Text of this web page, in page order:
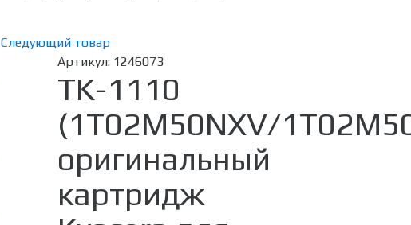
Следующий товар
Артикул: 1246073
TK-1110
(1T02M50NXV/
оригинальный
картридж